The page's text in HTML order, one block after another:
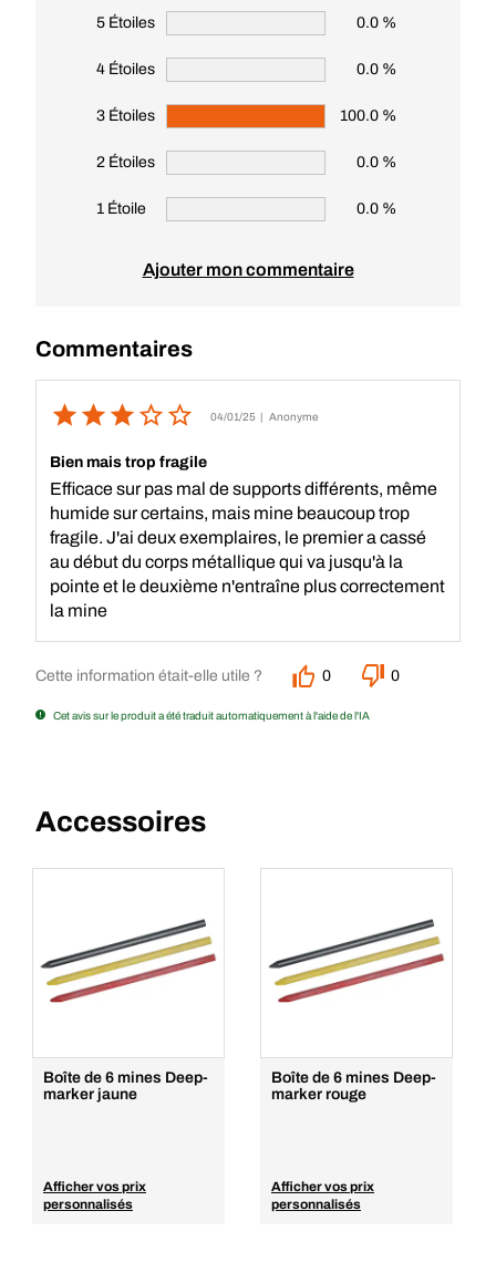
5 Étoiles 0.0 %
4 Étoiles 0.0 %
3 Étoiles 100.0 %
2 Étoiles 0.0 %
1 Étoile 0.0 %
Ajouter mon commentaire
Commentaires
04/01/25 | Anonyme
Bien mais trop fragile
Efficace sur pas mal de supports différents, même
humide sur certains, mais mine beaucoup trop
fragile. J'ai deux exemplaires, le premier a cassé
au début du corps métallique qui va jusqu'à la
pointe et le deuxième n'entraîne plus correctement
la mine
Cette information était-elle utile ? 0 0
Cet avis sur le produit a été traduit automatiquement à l'aide de l'IA
Accessoires
Boîte de 6 mines Deep-
marker jaune
Afficher vos prix
personnalisés
Boîte de 6 mines Deep-
marker rouge
Afficher vos prix
personnalisés